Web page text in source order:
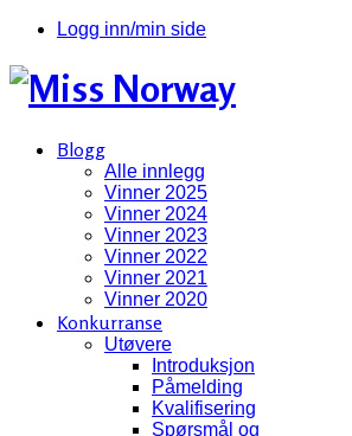
Logg inn/min side
Blogg
Alle innlegg
Vinner 2025
Vinner 2024
Vinner 2023
Vinner 2022
Vinner 2021
Vinner 2020
Konkurranse
Utøvere
Introduksjon
Påmelding
Kvalifisering
Spørsmål og